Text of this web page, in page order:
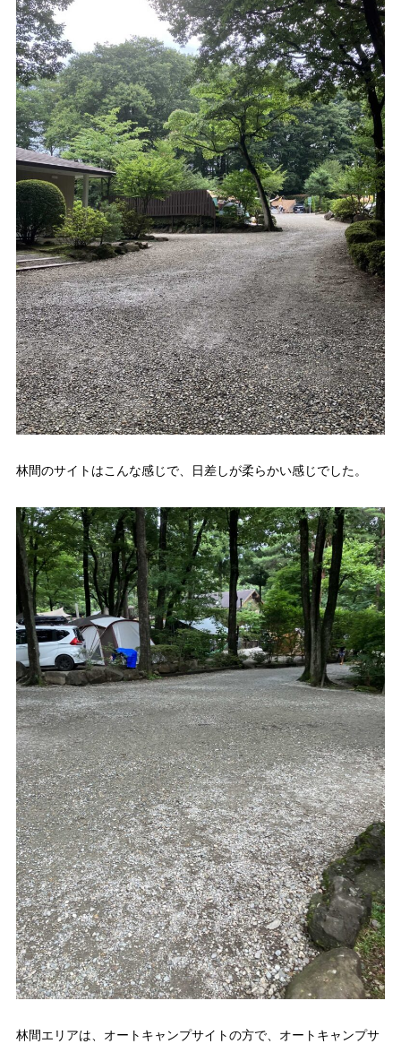
林間のサイトはこんな感じで、日差しが柔らかい感じでした。
林間エリアは、オートキャンプサイトの方で、オートキャンプサ